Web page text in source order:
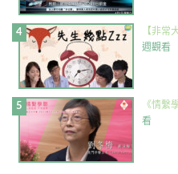
【非常
週觀看
《情繫
看